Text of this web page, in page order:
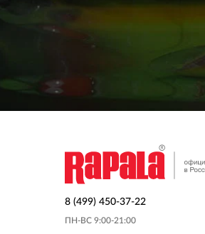
8 (499) 450-37-22
ПН-ВС 9:00-21:00